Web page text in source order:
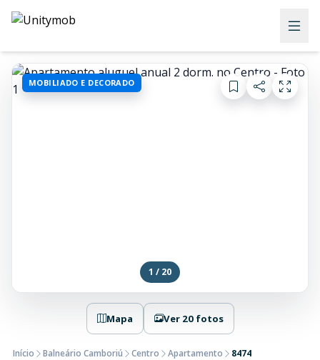
MOBILIADO E DECORADO
1 / 20
Mapa Ver 20 fotos
Início Balneário Camboriú Centro Apartamento 8474